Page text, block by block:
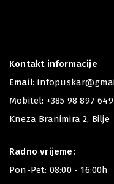
Kontakt informacije
Email:
Mobitel: +385 98 897 649
Kneza Branimira 2, Bilje
Radno vrijeme:
Pon-Pet: 08:00 - 16:00h